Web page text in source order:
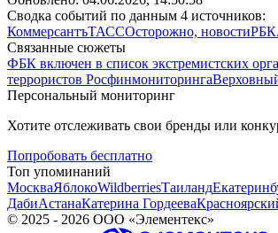
Сводка событий по данным 4 источников:
КоммерсантъТАССОсторожно, новости
Связанные сюжеты
ФБК включен в список экстремистских
террористов Росфинмониторинга
Персональный мониторинг
Хотите отслеживать свои бренды или
Попробовать бесплатно
Топ упоминаний
МоскваЯблокоWildberriesТаиланд
ДабиАстанаКатерина Гордеева
© 2025 - 2026 ООО «Элементекс»